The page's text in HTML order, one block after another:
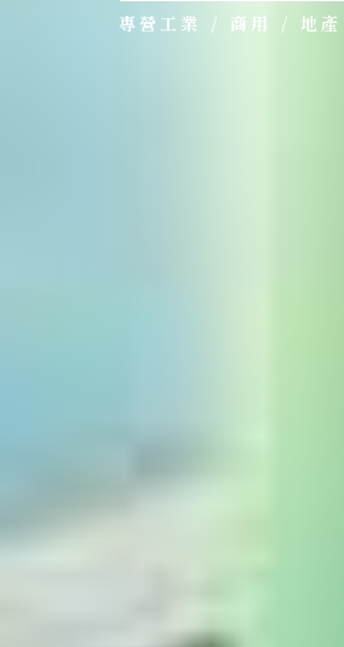
專營工業 / 商用 / 地